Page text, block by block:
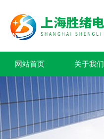
网站首页 关于我们